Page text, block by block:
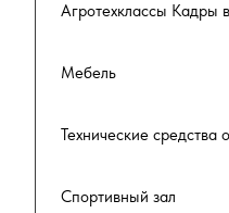
Агротехклассы Кадры
Мебель
Технические средства
Спортивный зал